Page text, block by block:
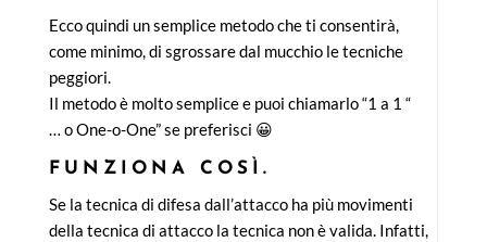
Ecco quindi un semplice metodo che ti consentirà,
come minimo, di sgrossare dal mucchio le tecniche
peggiori.
Il metodo è molto semplice e puoi chiamarlo “1 a 1 “
… o One-o-One” se preferisci 😀
FUNZIONA COSÌ.
Se la tecnica di difesa dall’attacco ha più movimenti
della tecnica di attacco la tecnica non è valida. Infatti,